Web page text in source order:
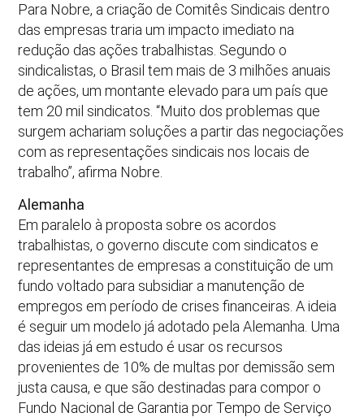
Para Nobre, a criação de Comitês Sindicais dentro
das empresas traria um impacto imediato na
redução das ações trabalhistas. Segundo o
sindicalistas, o Brasil tem mais de 3 milhões anuais
de ações, um montante elevado para um país que
tem 20 mil sindicatos. “Muito dos problemas que
surgem achariam soluções a partir das negociações
com as representações sindicais nos locais de
trabalho”, afirma Nobre.
Alemanha
Em paralelo à proposta sobre os acordos
trabalhistas, o governo discute com sindicatos e
representantes de empresas a constituição de um
fundo voltado para subsidiar a manutenção de
empregos em período de crises financeiras. A ideia
é seguir um modelo já adotado pela Alemanha. Uma
das ideias já em estudo é usar os recursos
provenientes de 10% de multas por demissão sem
justa causa, e que são destinadas para compor o
Fundo Nacional de Garantia por Tempo de Serviço